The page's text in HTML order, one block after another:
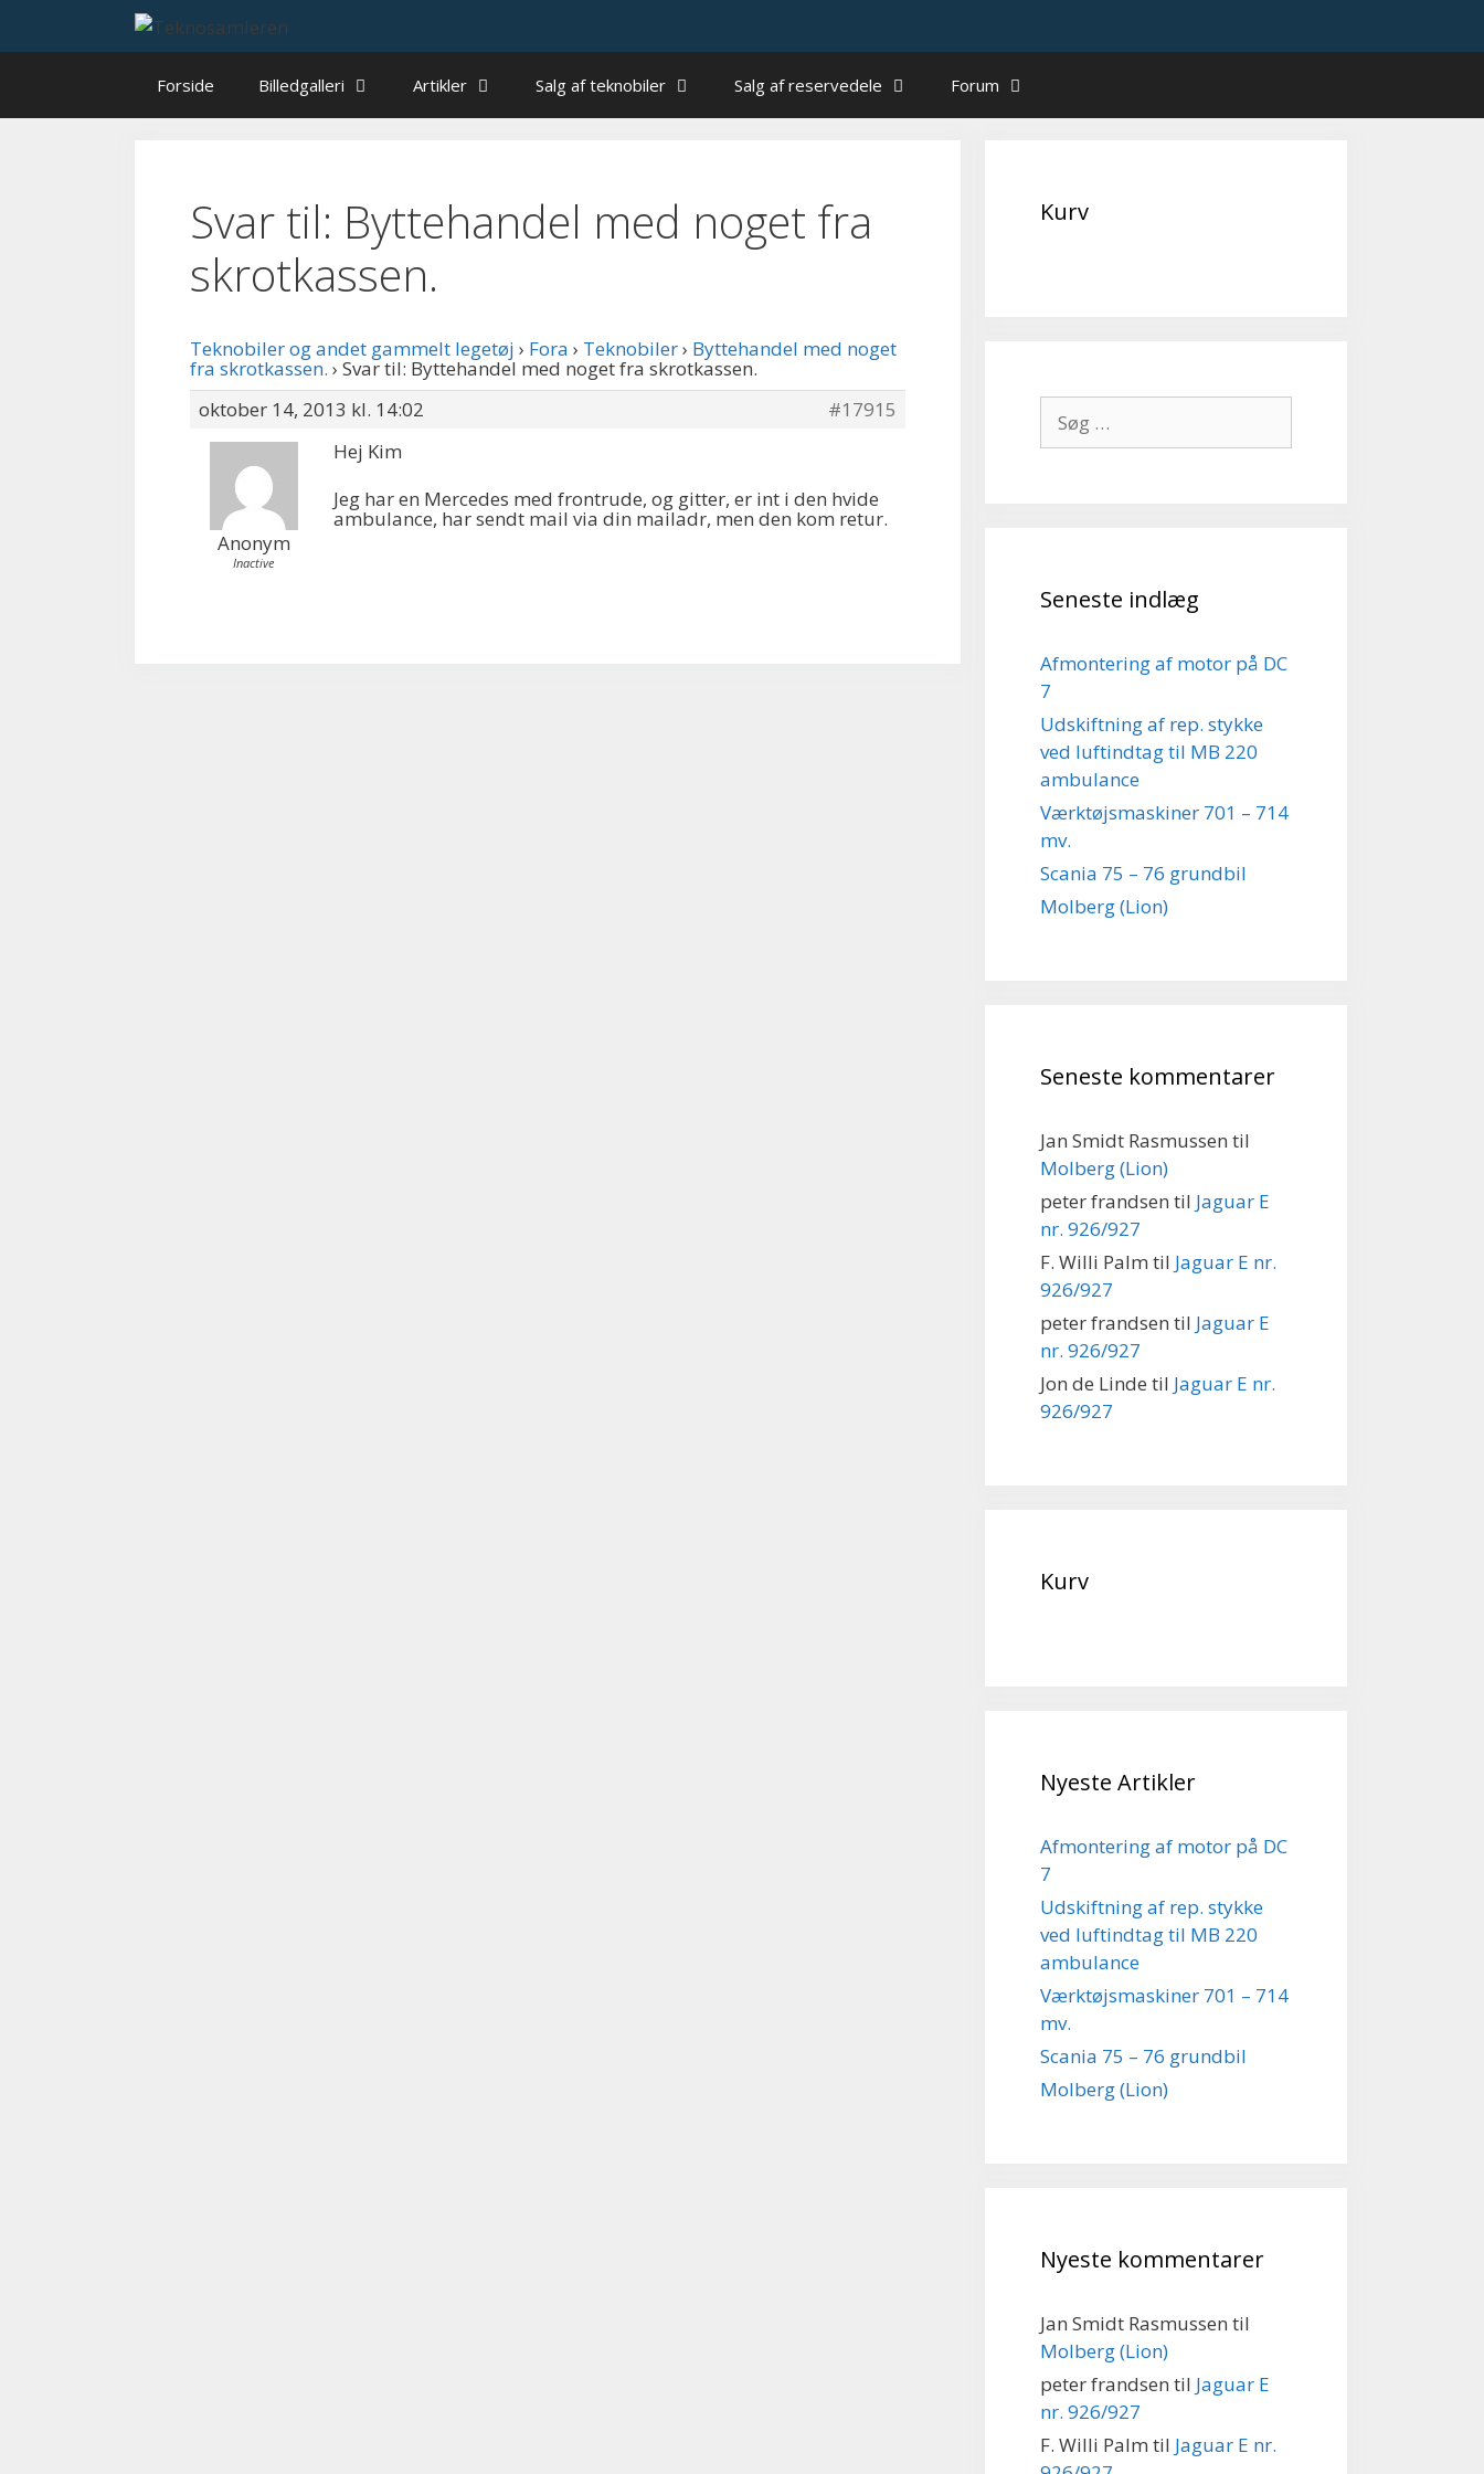
Forside Billedgalleri Artikler Salg af teknobiler Salg af reservedele Forum
Svar til: Byttehandel med noget fra
skrotkassen.
Teknobiler og andet gammelt legetøj › Fora › Teknobiler› Byttehandel med noget
fra skrotkassen. › Svar til: Byttehandel med noget fra skrotkassen.
oktober 14, 2013 kl. 14:02
#17915
Anonym
Inactive
Hej Kim
Jeg har en Mercedes med frontrude, og gitter, er int i den hvide
ambulance, har sendt mail via din mailadr, men den kom retur.
Kurv
efter:
Seneste indlæg
Afmontering af motor på DC
7
Udskiftning af rep. stykke
ved luftindtag til MB 220
ambulance
Værktøjsmaskiner 701 – 714
mv.
Scania 75 – 76 grundbil
Molberg (Lion)
Seneste kommentarer
Jan Smidt Rasmussen til
Molberg (Lion)
peter frandsen til Jaguar E
nr. 926/927
F. Willi Palm til Jaguar E nr.
926/927
peter frandsen til Jaguar E
nr. 926/927
Jon de Linde til Jaguar E nr.
926/927
Kurv
Nyeste Artikler
Afmontering af motor på DC
7
Udskiftning af rep. stykke
ved luftindtag til MB 220
ambulance
Værktøjsmaskiner 701 – 714
mv.
Scania 75 – 76 grundbil
Molberg (Lion)
Nyeste kommentarer
Jan Smidt Rasmussen til
Molberg (Lion)
peter frandsen til Jaguar E
nr. 926/927
F. Willi Palm til Jaguar E nr.